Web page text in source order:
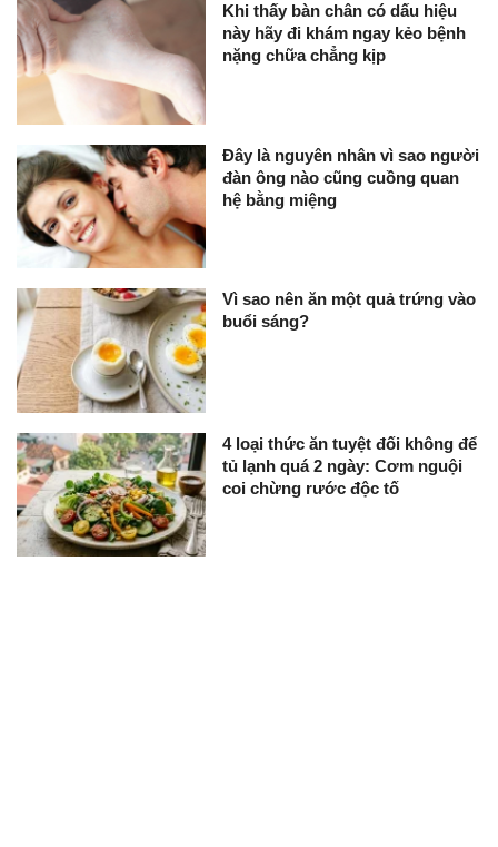
Khi thấy bàn chân có dấu hiệu
này hãy đi khám ngay kẻo bệnh
nặng chữa chẳng kịp
Đây là nguyên nhân vì sao người
đàn ông nào cũng cuồng quan
hệ bằng miệng
Vì sao nên ăn một quả trứng vào
buổi sáng?
4 loại thức ăn tuyệt đối không để
tủ lạnh quá 2 ngày: Cơm nguội
coi chừng rước độc tố